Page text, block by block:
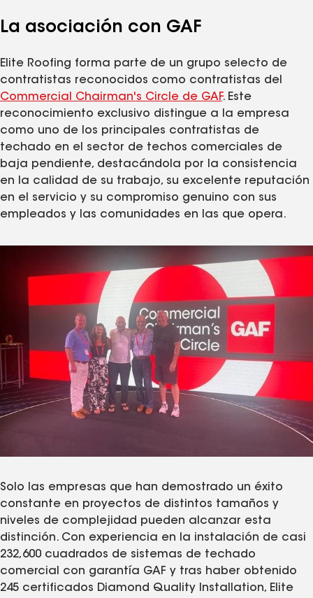
La asociación con GAF
Elite Roofing forma parte de un grupo selecto de
contratistas reconocidos como contratistas del
Commercial Chairman's Circle de GAF. Este
reconocimiento exclusivo distingue a la empresa
como uno de los principales contratistas de
techado en el sector de techos comerciales de
baja pendiente, destacándola por la consistencia
en la calidad de su trabajo, su excelente reputación
en el servicio y su compromiso genuino con sus
empleados y las comunidades en las que opera.
Solo las empresas que han demostrado un éxito
constante en proyectos de distintos tamaños y
niveles de complejidad pueden alcanzar esta
distinción. Con experiencia en la instalación de casi
232,600 cuadrados de sistemas de techado
comercial con garantía GAF y tras haber obtenido
245 certificados Diamond Quality Installation, Elite